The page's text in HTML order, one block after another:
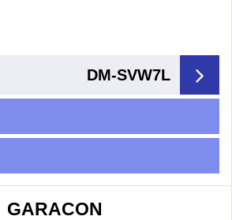
DM-SVW7L
GARACON